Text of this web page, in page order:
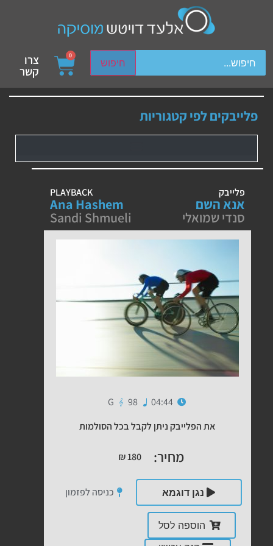
חיפוש
device users, explore by touch or with swipe gestures.
0 צרו
קשר
פלייבקים לפי קטגוריות
פלייבק
אנא השם
סנדי שמואלי
PLAYBACK
Ana Hashem
Sandi Shmueli
04:44
98
G
את הפלייבק ניתן לקבל בכל הסולמות
מחיר: ₪180
נגן דוגמא כניסה לפזמון
הוספה לסל